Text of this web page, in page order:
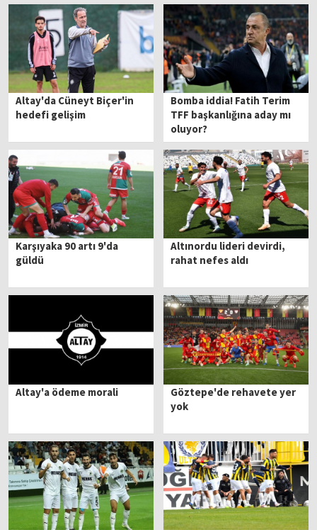
Altay'da Cüneyt Biçer'in
hedefi gelişim
Bomba iddia! Fatih Terim
TFF başkanlığına aday mı
oluyor?
Karşıyaka 90 artı 9'da
güldü
Altınordu lideri devirdi,
rahat nefes aldı
Altay'a ödeme morali
Göztepe'de rehavete yer
yok